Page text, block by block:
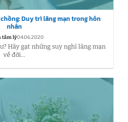
Duy trì lãng mạn trong hôn
nhân
tâm lý04.06.2020
Hãy gạt những suy nghĩ lãng mạn
về đời...